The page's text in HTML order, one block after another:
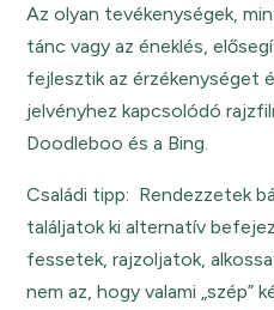
Az olyan tevékenységek,
tánc vagy az éneklés,
fejlesztik az érzékenységet
jelvényhez kapcsolódó
Doodleboo és a Bing.
Családi tipp: Rendezzetek
találjatok ki alternatív
fessetek, rajzoljatok,
nem az, hogy valami „szép”